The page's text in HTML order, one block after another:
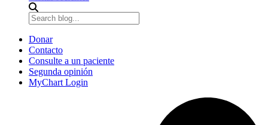
Donar
Contacto
Consulte a un paciente
Segunda opinión
MyChart Login